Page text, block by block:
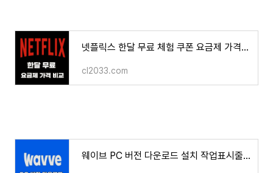
넷플릭스 한달 무료 체험 쿠폰 요금제 가격 비교 OTT 공유사이트
cl2033.com
웨이브 PC 버전 다운로드 설치 작업표시줄 링크 만드는 방법